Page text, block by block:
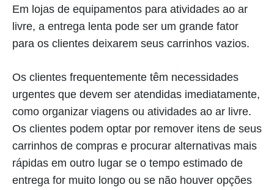
Em lojas de equipamentos para atividades ao ar
livre, a entrega lenta pode ser um grande fator
para os clientes deixarem seus carrinhos vazios.
Os clientes frequentemente têm necessidades
urgentes que devem ser atendidas imediatamente,
como organizar viagens ou atividades ao ar livre.
Os clientes podem optar por remover itens de seus
carrinhos de compras e procurar alternativas mais
rápidas em outro lugar se o tempo estimado de
entrega for muito longo ou se não houver opções